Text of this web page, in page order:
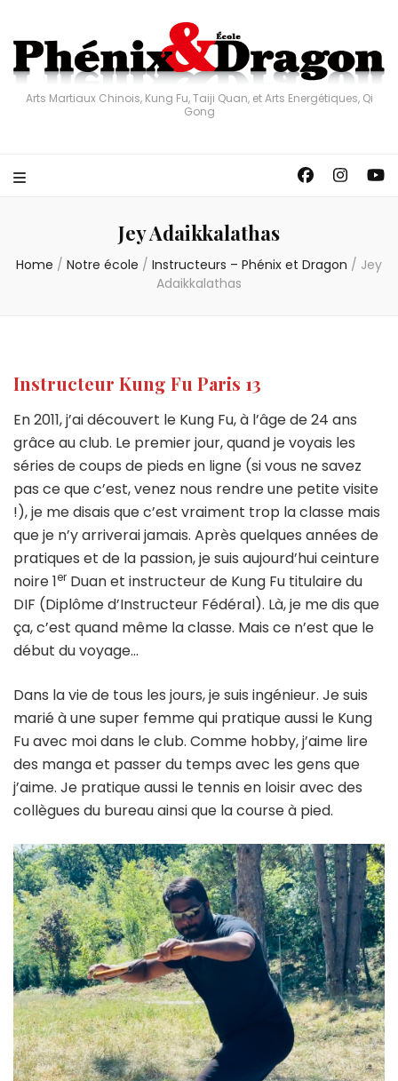
Arts Martiaux Chinois, Kung Fu, Taiji Quan, et Arts Energétiques, Qi
Gong
Jey Adaikkalathas
Home / Notre école / Instructeurs – Phénix et Dragon / Jey
Adaikkalathas
Instructeur Kung Fu Paris 13
En 2011, j’ai découvert le Kung Fu, à l’âge de 24 ans
grâce au club. Le premier jour, quand je voyais les
séries de coups de pieds en ligne (si vous ne savez
pas ce que c’est, venez nous rendre une petite visite
!), je me disais que c’est vraiment trop la classe mais
que je n’y arriverai jamais. Après quelques années de
pratiques et de la passion, je suis aujourd’hui ceinture
noire 1er Duan et instructeur de Kung Fu titulaire du
DIF (Diplôme d’Instructeur Fédéral). Là, je me dis que
ça, c’est quand même la classe. Mais ce n’est que le
début du voyage…
Dans la vie de tous les jours, je suis ingénieur. Je suis
marié à une super femme qui pratique aussi le Kung
Fu avec moi dans le club. Comme hobby, j’aime lire
des manga et passer du temps avec les gens que
j’aime. Je pratique aussi le tennis en loisir avec des
collègues du bureau ainsi que la course à pied.